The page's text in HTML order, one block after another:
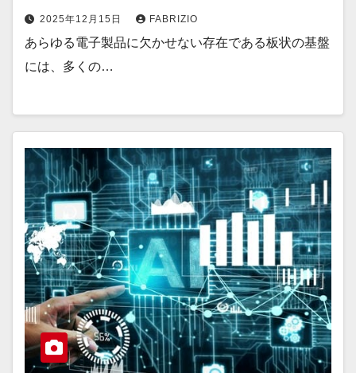
2025年12月15日 FABRIZIO
あらゆる電子製品に欠かせない存在である板状の基盤
には、多くの…